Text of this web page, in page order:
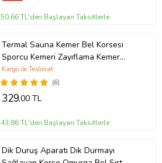
50,66 TL'den Başlayan Taksitlerle
Termal Sauna Kemer Bel Korsesi
Sporcu Kemeri Zayıflama Kemer
Termal Sauna Kemer Neopren Bel
Korse
(6)
Kargo ile Teslimat
329,00 TL
43,86 TL'den Başlayan Taksitlerle
Dik Duruş Aparatı Dik Durmayı